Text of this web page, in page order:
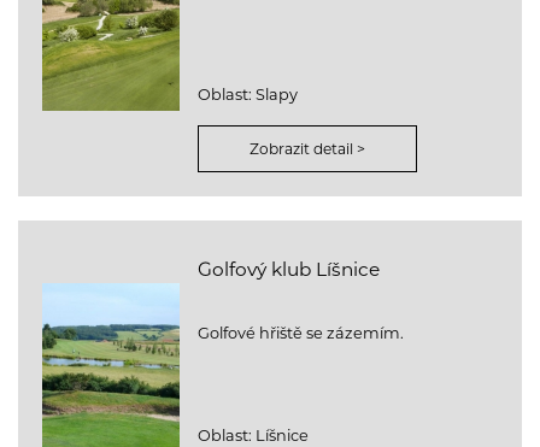
Oblast: Slapy
Zobrazit detail >
Golfový klub Líšnice
Golfové hřiště se zázemím.
Oblast: Líšnice